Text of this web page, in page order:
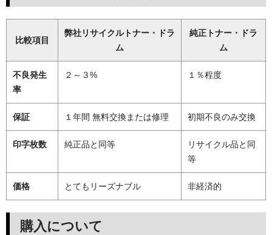
比較項目
弊社リサイクルトナー・ドラ
ム
純正トナー・ドラ
ム
不良発生
率
２～３% １％程度
保証 １年間 無料交換または修理 初期不良のみ交換
印字枚数 純正品と同等
リサイクル品と同
等
価格 とてもリーズナブル 非経済的
購入について